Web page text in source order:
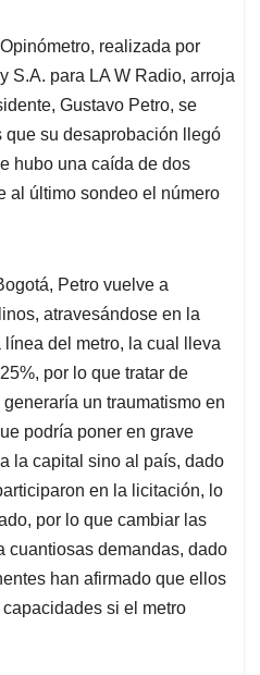
realizada por
S.A. para LA W Radio, arroja
Gustavo Petro, se
que su desaprobación llegó
hubo una caída de dos
al último sondeo el número
Petro vuelve a
atravesándose en la
del metro, la cual lleva
por lo que tratar de
un traumatismo en
podría poner en grave
la capital sino al país, dado
en la licitación, lo
por lo que cambiar las
cuantiosas demandas, dado
han afirmado que ellos
si el metro